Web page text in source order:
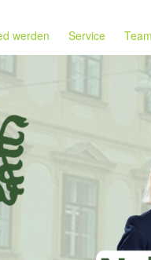
werden Service